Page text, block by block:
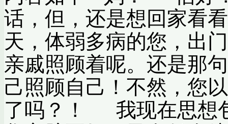
话，但，还是想回家看
天，体弱多病的您，出
亲戚照顾着呢。还是那
己照顾自己！不然，您
了吗？！ 我现在思想